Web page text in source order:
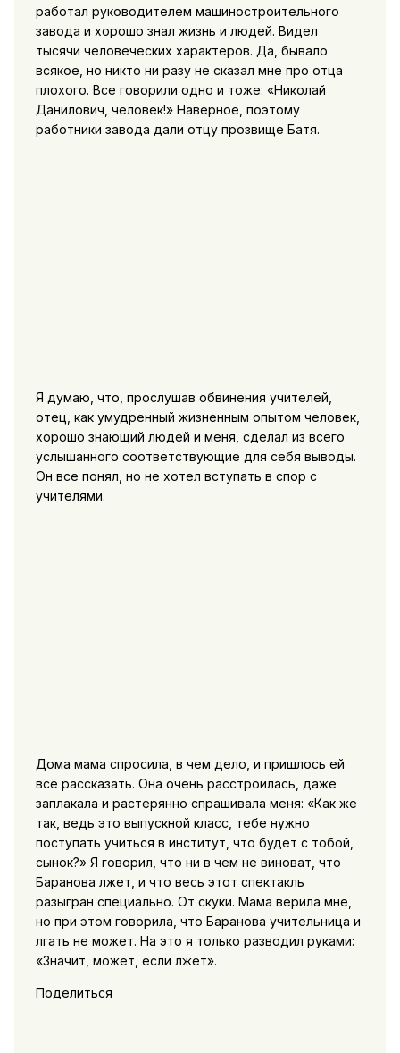
работал руководителем машиностроительного
завода и хорошо знал жизнь и людей. Видел
тысячи человеческих характеров. Да, бывало
всякое, но никто ни разу не сказал мне про отца
плохого. Все говорили одно и тоже: «Николай
Данилович, человек!» Наверное, поэтому
работники завода дали отцу прозвище Батя.
Я думаю, что, прослушав обвинения учителей,
отец, как умудренный жизненным опытом человек,
хорошо знающий людей и меня, сделал из всего
услышанного соответствующие для себя выводы.
Он все понял, но не хотел вступать в спор с
учителями.
Дома мама спросила, в чем дело, и пришлось ей
всё рассказать. Она очень расстроилась, даже
заплакала и растерянно спрашивала меня: «Как же
так, ведь это выпускной класс, тебе нужно
поступать учиться в институт, что будет с тобой,
сынок?» Я говорил, что ни в чем не виноват, что
Баранова лжет, и что весь этот спектакль
разыгран специально. От скуки. Мама верила мне,
но при этом говорила, что Баранова учительница и
лгать не может. На это я только разводил руками:
«Значит, может, если лжет».
Поделиться